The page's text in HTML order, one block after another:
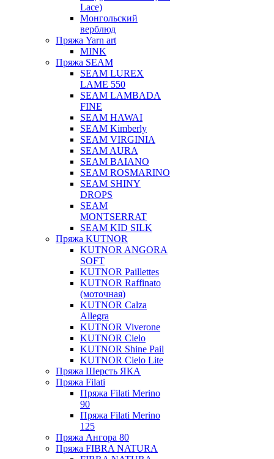
Lace)
Монгольский
верблюд
Пряжа Yarn art
MINK
Пряжа SEAM
SEAM LUREX
LAME 550
SEAM LAMBADA
FINE
SEAM HAWAI
SEAM Kimberly
SEAM VIRGINIA
SEAM AURA
SEAM BAIANO
SEAM ROSMARINO
SEAM SHINY
DROPS
SEAM
MONTSERRAT
SEAM KID SILK
Пряжа KUTNOR
KUTNOR ANGORA
SOFT
KUTNOR Paillettes
KUTNOR Raffinato
(моточная)
KUTNOR Calza
Allegra
KUTNOR Viverone
KUTNOR Cielo
KUTNOR Shine Pail
KUTNOR Cielo Lite
Пряжа Шерсть ЯКА
Пряжа Filati
Пряжа Filati Merino
90
Пряжа Filati Merino
125
Пряжа Ангора 80
Пряжа FIBRA NATURA